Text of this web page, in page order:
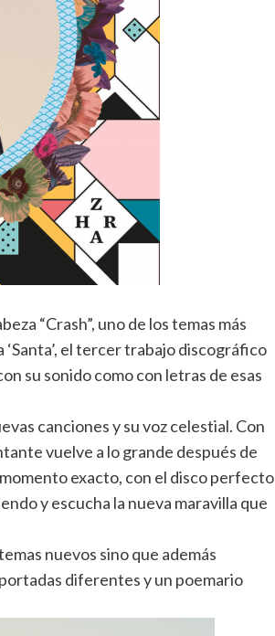
“Crash”, uno de los temas más
‘Santa’, el tercer trabajo discográfico
su sonido como con letras de esas
canciones y su voz celestial. Con
vuelve a lo grande después de
momento exacto, con el disco perfecto
y escucha la nueva maravilla que
nuevos sino que además
diferentes y un poemario